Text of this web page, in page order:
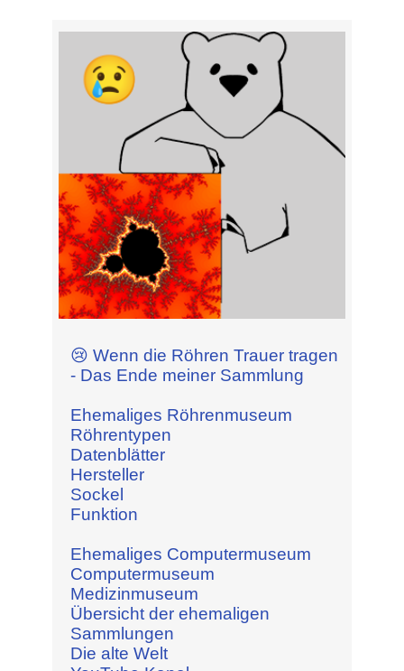
😢 Wenn die Röhren Trauer tragen
- Das Ende meiner Sammlung
Ehemaliges Röhrenmuseum
Röhrentypen
Datenblätter
Hersteller
Sockel
Funktion
Ehemaliges Computermuseum
Computermuseum
Medizinmuseum
Übersicht der ehemaligen
Sammlungen
Die alte Welt